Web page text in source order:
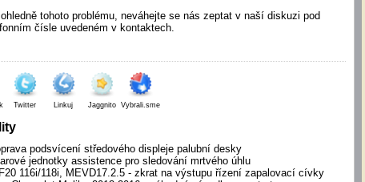
tohoto problému, neváhejte se nás zeptat v naší diskuzi pod
čísle uvedeném v kontaktech.
Twitter Linkuj Jaggnito Vybrali.sme
podsvícení středového displeje palubní desky
jednotky assistence pro sledování mrtvého úhlu
116i/118i, MEVD17.2.5 - zkrat na výstupu řízení zapalovací cívky